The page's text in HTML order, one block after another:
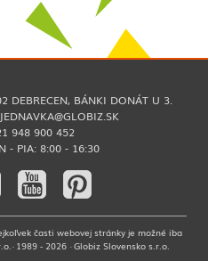
DEBRECEN, BÁNKI DONÁT U 3.
948 900 452
- PIA: 8:00 - 16:30
časti webovej stránky je možné iba
1989 - 2026 · Globiz Slovensko s.r.o.